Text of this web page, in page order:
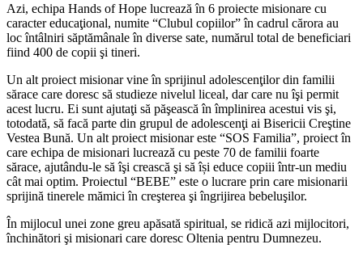
Azi, echipa Hands of Hope lucrează în 6 proiecte misionare cu
caracter educaţional, numite “Clubul copiilor” în cadrul cărora au
loc întâlniri săptămânale în diverse sate, numărul total de beneficiari
fiind 400 de copii şi tineri.
Un alt proiect misionar vine în sprijinul adolescenţilor din familii
sărace care doresc să studieze nivelul liceal, dar care nu îşi permit
acest lucru. Ei sunt ajutaţi să păşească în împlinirea acestui vis şi,
totodată, să facă parte din grupul de adolescenţi ai Bisericii Creştine
Vestea Bună. Un alt proiect misionar este “SOS Familia”, proiect în
care echipa de misionari lucrează cu peste 70 de familii foarte
sărace, ajutându-le să îşi crească şi să își educe copiii într-un mediu
cât mai optim. Proiectul “BEBE” este o lucrare prin care misionarii
sprijină tinerele mămici în creşterea şi îngrijirea bebeluşilor.
În mijlocul unei zone greu apăsată spiritual, se ridică azi mijlocitori,
închinători şi misionari care doresc Oltenia pentru Dumnezeu.